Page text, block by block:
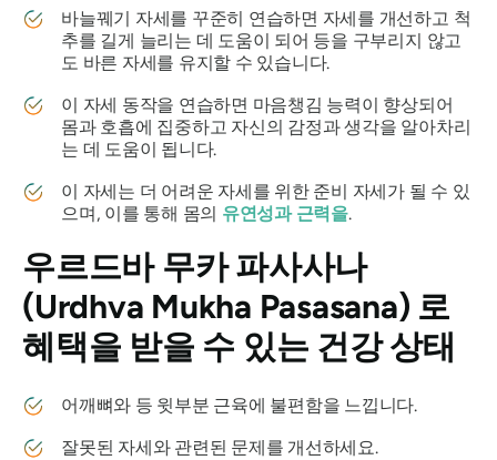
바늘꿰기 자세를 꾸준히 연습하면 자세를 개선하고 척
추를 길게 늘리는 데 도움이 되어 등을 구부리지 않고
도 바른 자세를 유지할 수 있습니다.
이 자세 동작을 연습하면 마음챙김 능력이 향상되어
몸과 호흡에 집중하고 자신의 감정과 생각을 알아차리
는 데 도움이 됩니다.
이 자세는 더 어려운 자세를 위한 준비 자세가 될 수 있
으며, 이를 통해 몸의 유연성과 근력을.
우르드바 무카 파사사나
(Urdhva Mukha Pasasana) 로
혜택을 받을 수 있는 건강 상태
어깨뼈와 등 윗부분 근육에 불편함을 느낍니다.
잘못된 자세와 관련된 문제를 개선하세요.